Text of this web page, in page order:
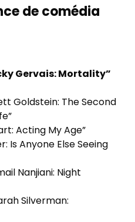
de comédia
Gervais: Mortality”
Goldstein: The Second
Acting My Age”
Is Anyone Else Seeing
Nanjiani: Night
Silverman: